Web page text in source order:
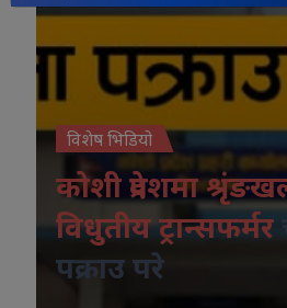
विशेष भिडियो
कोशी प्रदेशमा
विधुतीय ट्रान्सफर्मर
पक्राउ परे